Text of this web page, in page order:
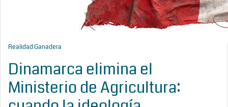
Realidad Ganadera
Dinamarca elimina el
Ministerio de Agricultura: